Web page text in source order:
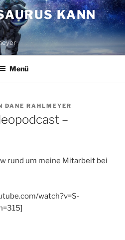
KANN
Menü
DANE RAHLMEYER
–
rund um meine Mitarbeit bei
watch?v=S-